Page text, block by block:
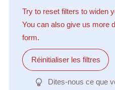
Try to reset filters to widen
You can also give us more
form.
Réinitialiser les filtres
Dites-nous ce que